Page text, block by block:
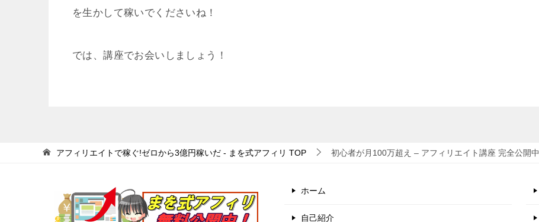
を生かして稼いでくださいね！
では、講座でお会いしましょう！
アフィリエイトで稼ぐ!ゼロから3億円稼いだ - まを式アフィリ TOP 初心者が月100万超え – アフィリエイト講座 完全公開中
ホーム
自己紹介